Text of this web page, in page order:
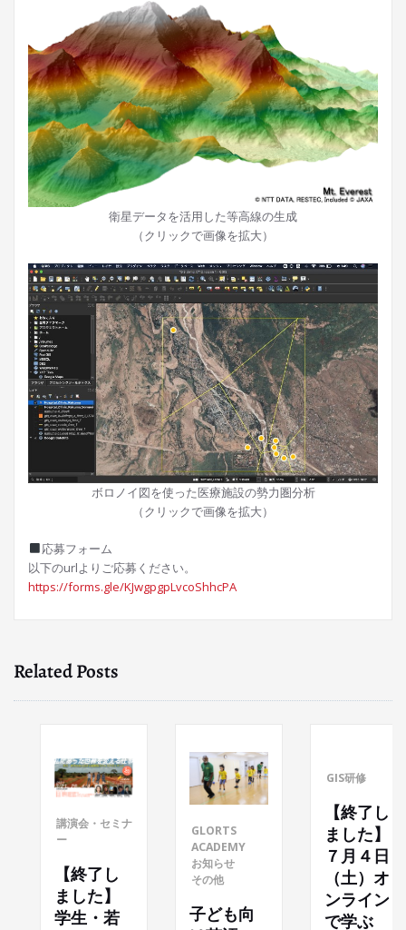
衛星データを活用した等高線の生成
（クリックで画像を拡大）
ボロノイ図を使った医療施設の勢力圏分析
（クリックで画像を拡大）
応募フォーム
以下のurlよりご応募ください。
https://forms.gle/KJwgpgpLvcoShhcPA
Related Posts
講演会・セミナ
【終了し
ました】
学生・若
GLORTS
ACADEMY
お知らせ
その他
子ども向
GIS研修
【終了し
ました】
７月４日
（土）オ
ンライン
で学ぶ